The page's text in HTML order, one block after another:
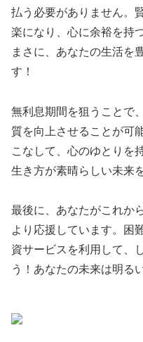
払う必要がありません。
楽になり、心に余裕を持
まさに、あなたの生活を
す！
無利息期間を狙うことで
質を向上させることが可
こなして、心のゆとりを
生き方が素晴らしい未来
最後に、あなたがこれか
より応援しています。困
資サービスを利用して、
う！あなたの未来は明る